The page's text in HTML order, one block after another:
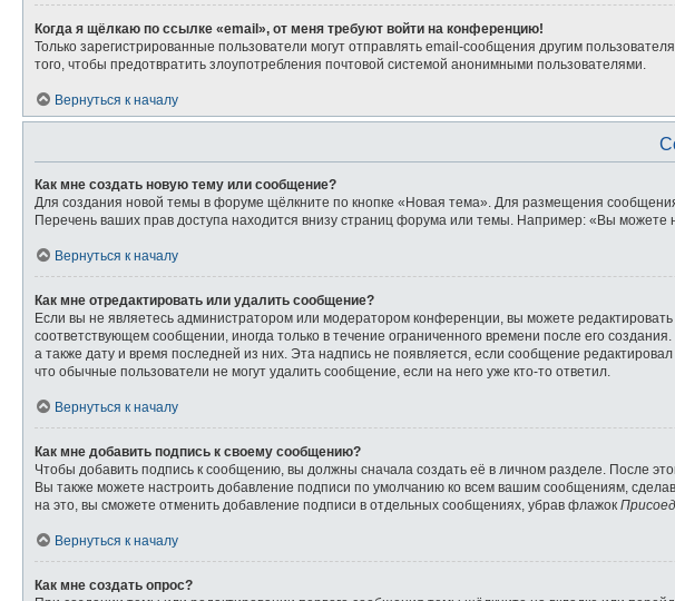
Когда я щёлкаю по ссылке «email», от меня требуют войти на конференцию!
Только зарегистрированные пользователи могут отправлять email-сообщения другим
того, чтобы предотвратить злоупотребления почтовой системой анонимными пользователями.
Вернуться к началу
Как мне создать новую тему или сообщение?
Для создания новой темы в форуме щёлкните по кнопке «Новая тема». Для размещения
Перечень ваших прав доступа находится внизу страниц форума или темы. Например: «Вы можете
Вернуться к началу
Как мне отредактировать или удалить сообщение?
Если вы не являетесь администратором или модератором конференции, вы можете
соответствующем сообщении, иногда только в течение ограниченного времени после его
а также дату и время последней из них. Эта надпись не появляется, если сообщение
что обычные пользователи не могут удалить сообщение, если на него уже кто-то ответил.
Вернуться к началу
Как мне добавить подпись к своему сообщению?
Чтобы добавить подпись к сообщению, вы должны сначала создать её в личном разделе. После
Вы также можете настроить добавление подписи по умолчанию ко всем вашим сообщениям,
на это, вы сможете отменить добавление подписи в отдельных сообщениях, убрав флажок
Вернуться к началу
Как мне создать опрос?